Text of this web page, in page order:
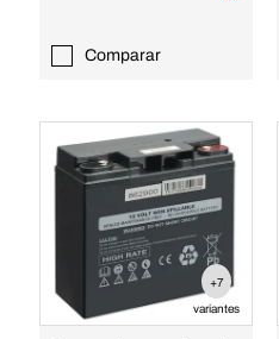
Comparar
+7
variantes